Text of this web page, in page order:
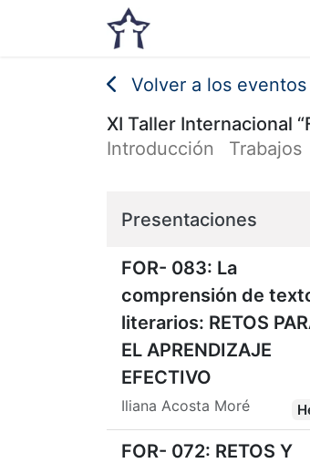
Volver a los eventos
XI Taller Internacional
Introducción
Trabajos
Presentaciones
FOR- 083: La
comprensión de
literarios: RETOS
EL APRENDIZAJE
EFECTIVO
Iliana Acosta Moré
FOR- 072: RETOS Y